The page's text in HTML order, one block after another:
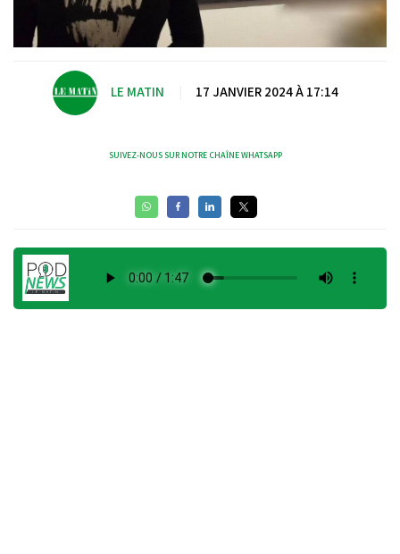
LE MATIN 17 JANVIER 2024 À 17:14
SUIVEZ-NOUS SUR NOTRE CHAÎNE WHATSAPP